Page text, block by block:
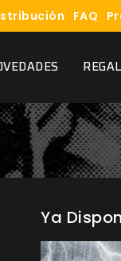
FAQ
Ya